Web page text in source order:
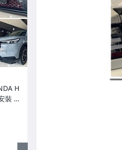
下巴.側裙.尾翼
件.鈑金零件
鏡.LED後視鏡
.側燈框.霧燈框
冷光迎賓踏板
.下護板.擋泥板
罩.通風網
H
裝 水
網 粉